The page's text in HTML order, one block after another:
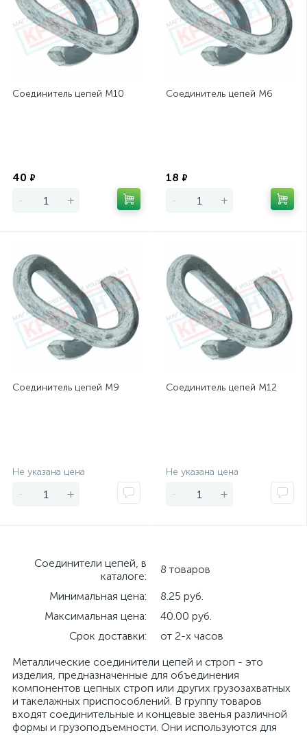
Соединитель цепей М10
40 ₽
- +
Соединитель цепей М6
18 ₽
- +
Соединитель цепей М9
Не указана цена
- +
Соединитель цепей М12
Не указана цена
- +
Соединители цепей, в
каталоге:
8 товаров
Минимальная цена:
8.25 руб.
Максимальная цена:
40.00 руб.
Срок доставки:
от 2-х часов
Металлические соединители цепей и строп - это
изделия, предназначенные для объединения
компонентов цепных строп или других грузозахватных
и такелажных приспособлений. В группу товаров
входят соединительные и концевые звенья различной
формы и грузоподъемности. Они используются для